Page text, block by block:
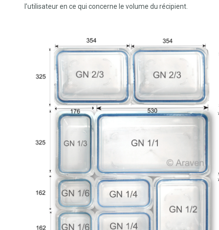
l’utilisateur en ce qui concerne le volume du récipient.